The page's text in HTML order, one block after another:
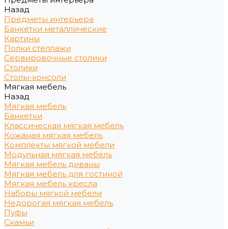
Назад
Предметы интерьера
Банкетки металлические
Картины
Полки стеллажи
Сервировочные столики
Столики
Столы-консоли
Мягкая мебель
Назад
Мягкая мебель
Банкетки
Классическая мягкая мебель
Кожаная мягкая мебель
Комплекты мягкой мебели
Модульная мягкая мебель
Мягкая мебель диваны
Мягкая мебель для гостиной
Мягкая мебель кресла
Наборы мягкой мебели
Недорогая мягкая мебель
Пуфы
Скамьи